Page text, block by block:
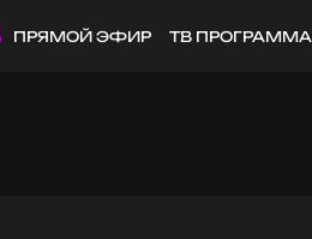
ПРЯМОЙ ЭФИР ТВ ПРОГРАММА